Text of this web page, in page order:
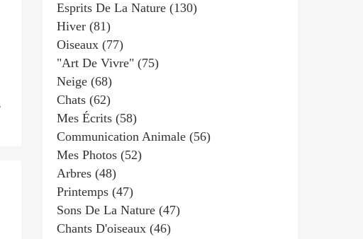
Esprits De La Nature (130)
Hiver (81)
Oiseaux (77)
"art De Vivre" (75)
Neige (68)
Chats (62)
Mes Écrits (58)
Communication Animale (56)
Mes Photos (52)
Arbres (48)
Printemps (47)
Sons De La Nature (47)
Chants D'oiseaux (46)